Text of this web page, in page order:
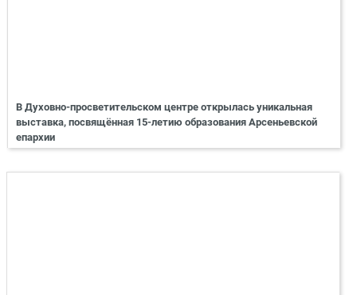
В Духовно-просветительском центре открылась уникальная
выставка, посвящённая 15-летию образования Арсеньевской
епархии